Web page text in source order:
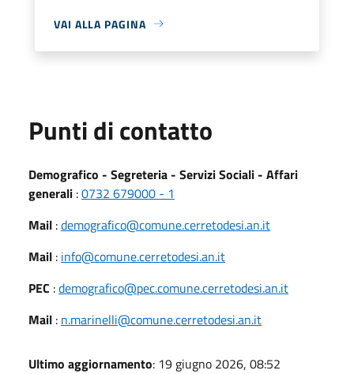
VAI ALLA PAGINA
Punti di contatto
Demografico - Segreteria - Servizi Sociali - Affari
generali :0732 679000 - 1
Mail :demografico@comune.cerretodesi.an.it
Mail : info@comune.cerretodesi.an.it
PEC :demografico@pec.comune.cerretodesi.an.it
Mail : n.marinelli@comune.cerretodesi.an.it
Ultimo aggiornamento: 19 giugno 2026, 08:52